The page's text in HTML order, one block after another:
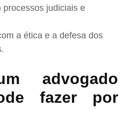
processos judiciais e
a ética e a defesa dos
advogado
fazer por